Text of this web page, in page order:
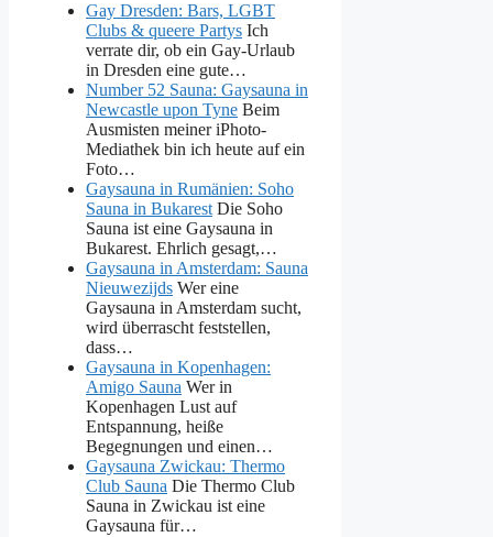
Gay Dresden: Bars, LGBT
Clubs & queere Partys Ich
verrate dir, ob ein Gay-Urlaub
in Dresden eine gute…
Number 52 Sauna: Gaysauna in
Newcastle upon Tyne Beim
Ausmisten meiner iPhoto-
Mediathek bin ich heute auf ein
Foto…
Gaysauna in Rumänien: Soho
Sauna in BukarestDie Soho
Sauna ist eine Gaysauna in
Bukarest. Ehrlich gesagt,…
Gaysauna in Amsterdam: Sauna
Nieuwezijds Wer eine
Gaysauna in Amsterdam sucht,
wird überrascht feststellen,
dass…
Gaysauna in Kopenhagen:
Amigo Sauna Wer in
Kopenhagen Lust auf
Entspannung, heiße
Begegnungen und einen…
Gaysauna Zwickau: Thermo
Club Sauna Die Thermo Club
Sauna in Zwickau ist eine
Gaysauna für…